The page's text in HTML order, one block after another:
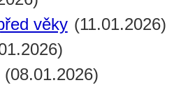
věky (11.01.2026)
(08.01.2026)